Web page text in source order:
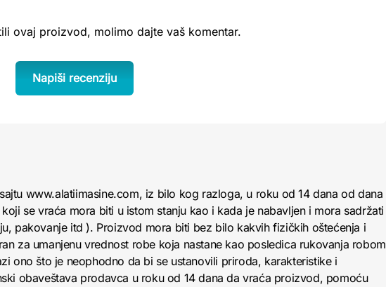
ovaj proizvod, molimo dajte vaš komentar.
Napiši recenziju
www.alatiimasine.com, iz bilo kog razloga, u roku od 14 dana od dana
se vraća mora biti u istom stanju kao i kada je nabavljen i mora sadržati
pakovanje itd ). Proizvod mora biti bez bilo kakvih fizičkih oštećenja i
za umanjenu vrednost robe koja nastane kao posledica rukovanja robom
ono što je neophodno da bi se ustanovili priroda, karakteristike i
obaveštava prodavca u roku od 14 dana da vraća proizvod, pomoću